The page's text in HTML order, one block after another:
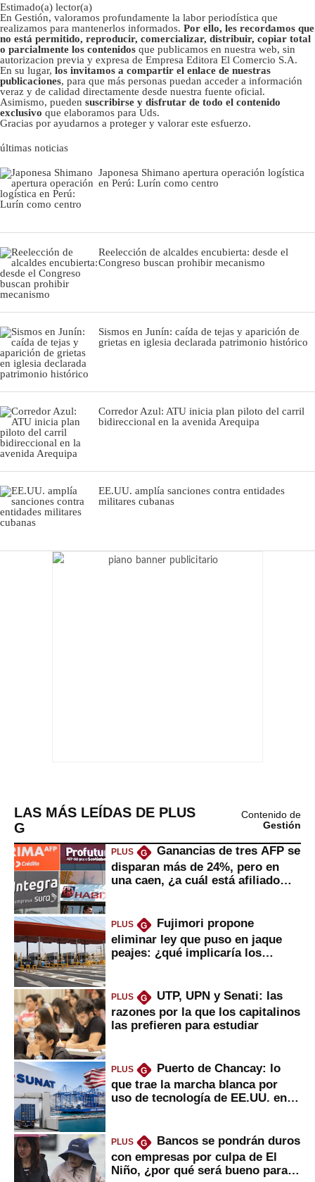
Estimado(a) lector(a)
En Gestión, valoramos profundamente la labor periodística que
realizamos para mantenerlos informados. Por ello, les recordamos que
no está permitido, reproducir, comercializar, distribuir, copiar total
o parcialmente los contenidos que publicamos en nuestra web, sin
autorizacion previa y expresa de Empresa Editora El Comercio S.A.
En su lugar, los invitamos a compartir el enlace de nuestras
publicaciones, para que más personas puedan acceder a información
veraz y de calidad directamente desde nuestra fuente oficial.
Asimismo, pueden suscribirse y disfrutar de todo el contenido
exclusivo que elaboramos para Uds.
Gracias por ayudarnos a proteger y valorar este esfuerzo.
últimas noticias
Japonesa Shimano apertura operación logística
en Perú: Lurín como centro
Reelección de alcaldes encubierta: desde el
Congreso buscan prohibir mecanismo
Sismos en Junín: caída de tejas y aparición de
grietas en iglesia declarada patrimonio histórico
Corredor Azul: ATU inicia plan piloto del carril
bidireccional en la avenida Arequipa
EE.UU. amplía sanciones contra entidades
militares cubanas
LAS MÁS LEÍDAS DE PLUS
G
Contenido de
Gestión
PLUS G
Ganancias de tres AFP se
disparan más de 24%, pero en
una caen, ¿a cuál está afiliado
PLUS G
Fujimori propone
eliminar ley que puso en jaque
peajes: ¿qué implicaría los
PLUS G
UTP, UPN y Senati: las
razones por la que los capitalinos
las prefieren para estudiar
PLUS G
Puerto de Chancay: lo
que trae la marcha blanca por
uso de tecnología de EE.UU. en
PLUS G
Bancos se pondrán duros
con empresas por culpa de El
Niño, ¿por qué será bueno para